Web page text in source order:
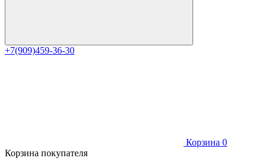
+7(909)459-36-30
Корзина 0
Корзина покупателя